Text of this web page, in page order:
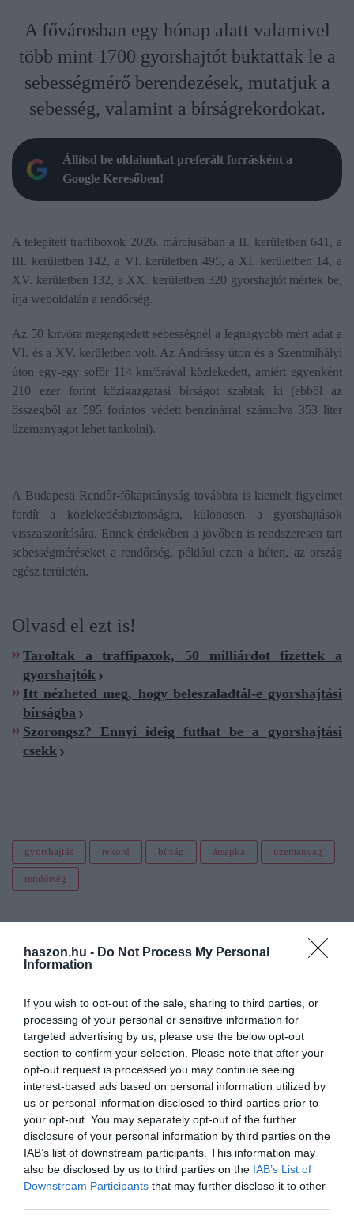
haszon.hu - Do Not Process My Personal
Information
If you wish to opt-out of the sale, sharing to third parties, or
processing of your personal or sensitive information for
targeted advertising by us, please use the below opt-out
section to confirm your selection. Please note that after your
opt-out request is processed you may continue seeing
interest-based ads based on personal information utilized by
us or personal information disclosed to third parties prior to
your opt-out. You may separately opt-out of the further
disclosure of your personal information by third parties on the
IAB’s list of downstream participants. This information may
also be disclosed by us to third parties on the IAB’s List of
Downstream Participants that may further disclose it to other
A fővárosban egy hónap alatt valamivel
több mint 1700 gyorshajtót buktattak le a
sebességmérő berendezések, mutatjuk a
sebesség, valamint a bírságrekordokat.
Állítsd be oldalunkat preferált forrásként a
Google Keresőben!
A telepített traffiboxok 2026. márciusában a II. kerületben 641, a
III. kerületben 142, a VI. kerületben 495, a XI. kerületben 14, a
XV. kerületben 132, a XX. kerületben 320 gyorshajtót mértek be,
írja weboldalán a rendőrség.
Az 50 km/óra megengedett sebességnél a legnagyobb mért adat a
VI. és a XV. kerületben volt. Az Andrássy úton és a Szentmihályi
úton egy-egy sofőr 114 km/órával közlekedett, amiért egyenként
210 ezer forint közigazgatási bírságot szabtak ki (ebből az
összegből az 595 forintos védett benzinárral számolva 353 liter
üzemanyagot lehet tankolni).
A Budapesti Rendőr-főkapitányság továbbra is kiemelt figyelmet
fordít a közlekedésbiztonságra, különösen a gyorshajtások
visszaszorítására. Ennek érdekében a jövőben is rendszeresen tart
sebességméréseket a rendőrség, például ezen a héten, az ország
egész területén.
Olvasd el ezt is!
Taroltak a traffipaxok, 50 milliárdot fizettek a
gyorshajtók
Itt nézheted meg, hogy beleszaladtál-e gyorshajtási
bírságba
Szorongsz? Ennyi ideig futhat be a gyorshajtási
csekk
gyorshajtás rekord bírság ársapka üzemanyag
rendőrség